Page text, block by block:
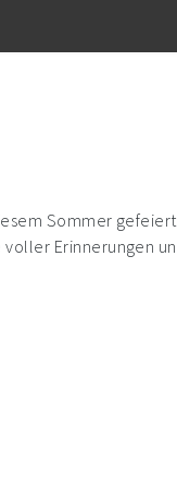
Sommer
Erinnerungen